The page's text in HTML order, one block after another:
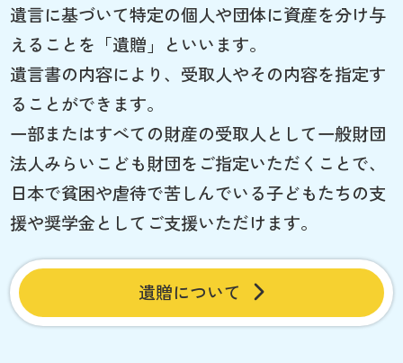
遺言に基づいて特定の個人や団体に資産を分け与
えることを「遺贈」といいます。
遺言書の内容により、受取人やその内容を指定す
ることができます。
一部またはすべての財産の受取人として一般財団
法人みらいこども財団をご指定いただくことで、
日本で貧困や虐待で苦しんでいる子どもたちの支
援や奨学金としてご支援いただけます。
遺贈について